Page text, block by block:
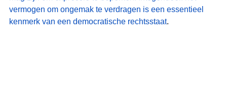
vermogen om ongemak te verdragen is een essentieel
kenmerk van een democratische rechtsstaat.